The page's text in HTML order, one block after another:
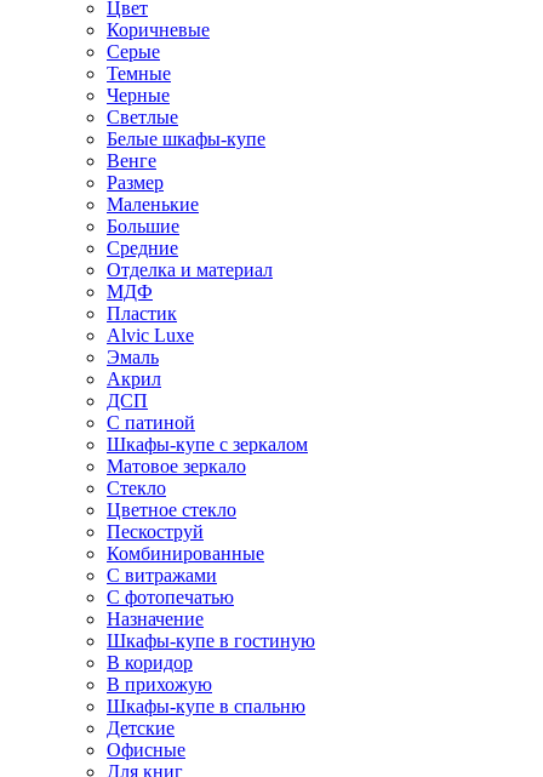
Цвет
Коричневые
Серые
Темные
Черные
Светлые
Белые шкафы-купе
Венге
Размер
Маленькие
Большие
Средние
Отделка и материал
МДФ
Пластик
Alvic Luxe
Эмаль
Акрил
ДСП
С патиной
Шкафы-купе с зеркалом
Матовое зеркало
Стекло
Цветное стекло
Пескоструй
Комбинированные
С витражами
С фотопечатью
Назначение
Шкафы-купе в гостиную
В коридор
В прихожую
Шкафы-купе в спальню
Детские
Офисные
Для книг